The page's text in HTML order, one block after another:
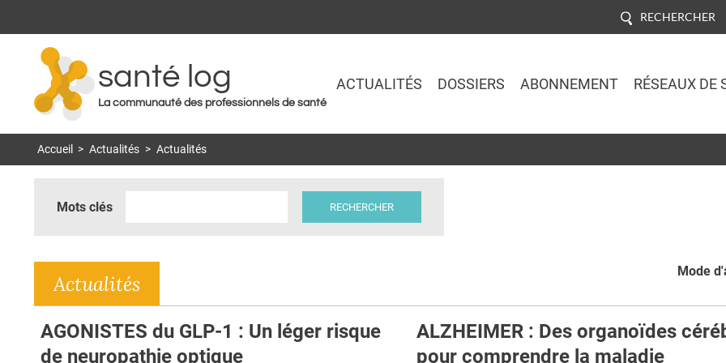
RECHERCHER
santé log
La communauté des professionnels de santé
ACTUALITÉS DOSSIERS ABONNEMENT RÉSEAUX DE
Accueil > Actualités > Actualités
Mots clés
Mode
Actualités
AGONISTES du GLP-1 : Un léger risque
de neuropathie optique
ALZHEIMER : Des organoïdes
pour comprendre la maladie